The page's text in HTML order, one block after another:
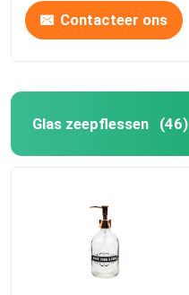
Contacteer ons
Glas zeepflessen (46)